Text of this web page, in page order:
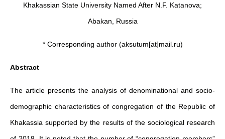
Khakassian State University Named After N.F. Katanova;
Abakan, Russia
* Corresponding author (aksutum[at]mail.ru)
Abstract
The article presents the analysis of denominational and socio-
demographic characteristics of congregation of the Republic of
Khakassia supported by the results of the sociological research